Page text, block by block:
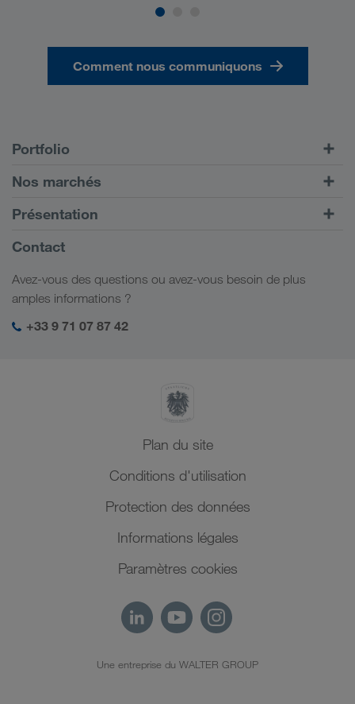
Comment nous communiquons
Portfolio
Transports routiers
Portail client CONNECT
Solutions numériques
Solutions par branche
Mon espace de connexion LKW WALTER
Nos marchés
Europe
Caucase
Asie Centrale
Moyen-Orient
Afrique du Nord
Présentation
Informations générales
Responsabilité sociale
Contact
Avez-vous des questions ou avez-vous besoin de plus
amples informations ?
+33 9 71 07 87 42
Plan du site
Conditions d'utilisation
Protection des données
Informations légales
Paramètres cookies
Une entreprise du WALTER GROUP